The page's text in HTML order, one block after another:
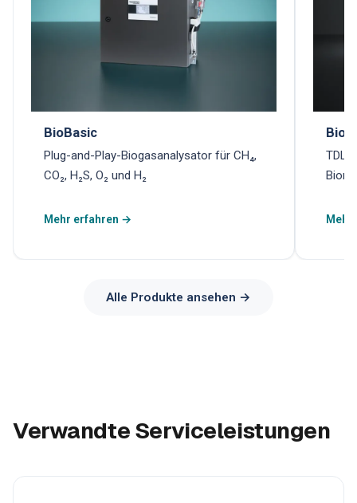
BioBasic
Plug-and-Play-Biogasanalysator für CH₄,
CO₂, H₂S, O₂ und H₂
Mehr erfahren →
Alle Produkte ansehen →
Verwandte Serviceleistungen